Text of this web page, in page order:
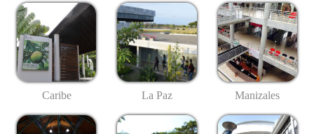
Caribe La Paz Manizales